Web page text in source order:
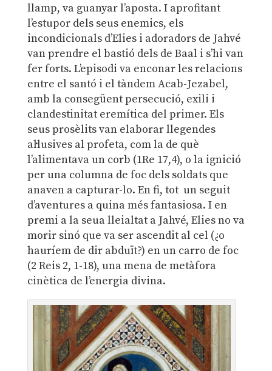
llamp, va guanyar l’aposta. I aprofitant
l’estupor dels seus enemics, els
incondicionals d’Elies i adoradors de Jahvé
van prendre el bastió dels de Baal i s’hi van
fer forts. L’episodi va enconar les relacions
entre el santó i el tàndem Acab-Jezabel,
amb la consegüent persecució, exili i
clandestinitat eremítica del primer. Els
seus prosèlits van elaborar llegendes
al·lusives al profeta, com la de què
l’alimentava un corb (1Re 17,4), o la ignició
per una columna de foc dels soldats que
anaven a capturar-lo. En fi, tot un seguit
d’aventures a quina més fantasiosa. I en
premi a la seua lleialtat a Jahvé, Elies no va
morir sinó que va ser ascendit al cel (¿o
hauríem de dir abduït?) en un carro de foc
(2 Reis 2, 1-18), una mena de metàfora
cinètica de l’energia divina.